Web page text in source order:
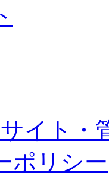
イト・
ポリシー